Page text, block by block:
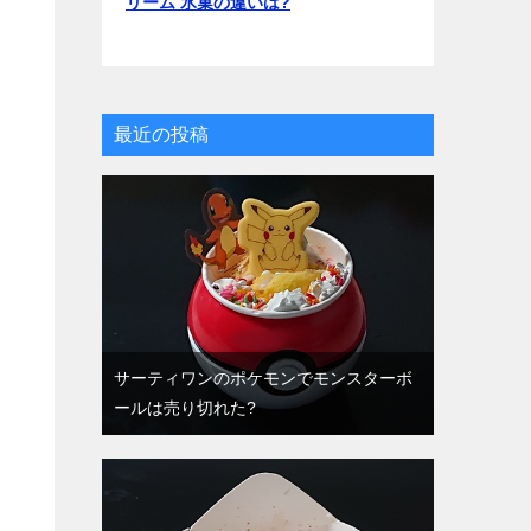
最近の投稿
サーティワンのポケモンでモンスターボ
ールは売り切れた?